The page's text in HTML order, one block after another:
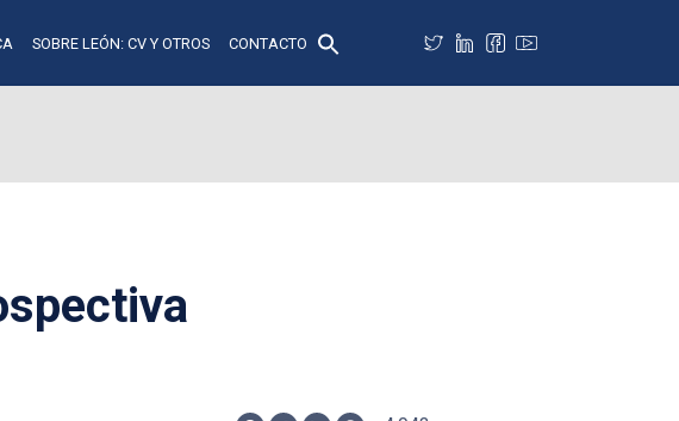
SOBRE LEÓN: CV Y OTROS CONTACTO